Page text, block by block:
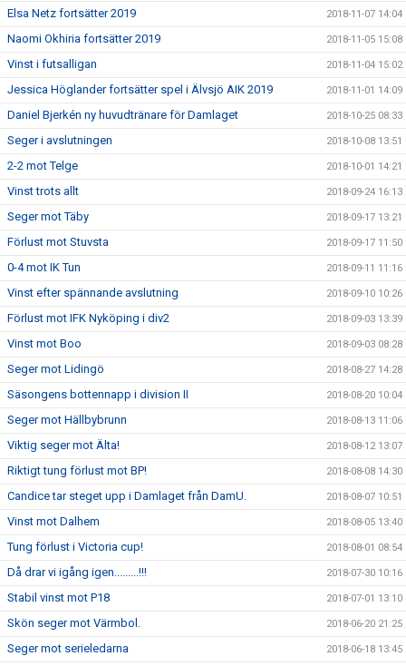
Elsa Netz fortsätter 2019 2018-11-07 14:04
Naomi Okhiria fortsätter 2019 2018-11-05 15:08
Vinst i futsalligan 2018-11-04 15:02
Jessica Höglander fortsätter spel i Älvsjö AIK 2019 2018-11-01 14:09
Daniel Bjerkén ny huvudtränare för Damlaget 2018-10-25 08:33
Seger i avslutningen 2018-10-08 13:51
2-2 mot Telge 2018-10-01 14:21
Vinst trots allt 2018-09-24 16:13
Seger mot Täby 2018-09-17 13:21
Förlust mot Stuvsta 2018-09-17 11:50
0-4 mot IK Tun 2018-09-11 11:16
Vinst efter spännande avslutning 2018-09-10 10:26
Förlust mot IFK Nyköping i div2 2018-09-03 13:39
Vinst mot Boo 2018-09-03 08:28
Seger mot Lidingö 2018-08-27 14:28
Säsongens bottennapp i division II 2018-08-20 10:04
Seger mot Hällbybrunn 2018-08-13 11:06
Viktig seger mot Älta! 2018-08-12 13:07
Riktigt tung förlust mot BP! 2018-08-08 14:30
Candice tar steget upp i Damlaget från DamU. 2018-08-07 10:51
Vinst mot Dalhem 2018-08-05 13:40
Tung förlust i Victoria cup! 2018-08-01 08:54
Då drar vi igång igen.........!!! 2018-07-30 10:16
Stabil vinst mot P18 2018-07-01 13:10
Skön seger mot Värmbol. 2018-06-20 21:25
Seger mot serieledarna 2018-06-18 13:45